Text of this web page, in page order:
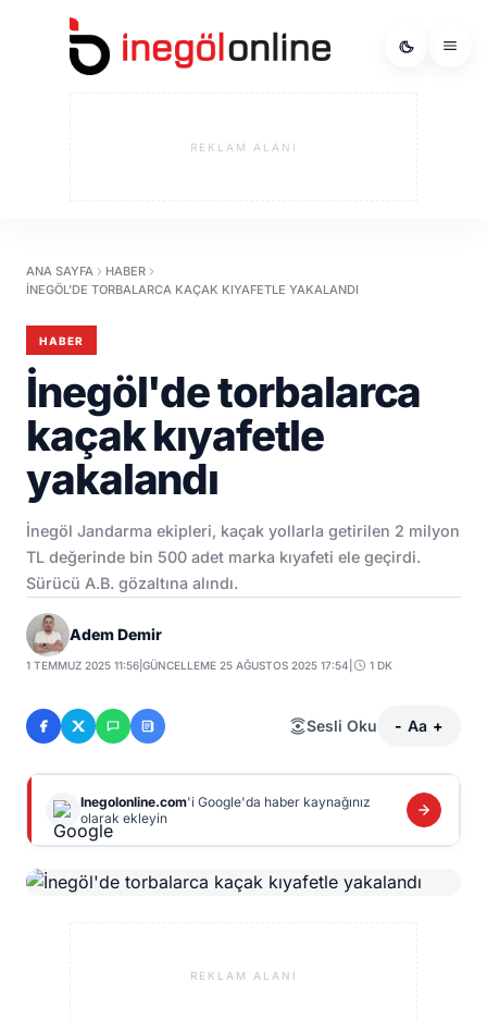
REKLAM ALANI
ANA SAYFA
HABER
İNEGÖL'DE TORBALARCA KAÇAK KIYAFETLE YAKALANDI
HABER
İnegöl'de torbalarca
kaçak kıyafetle
yakalandı
İnegöl Jandarma ekipleri, kaçak yollarla getirilen 2 milyon
TL değerinde bin 500 adet marka kıyafeti ele geçirdi.
Sürücü A.B. gözaltına alındı.
Adem Demir
1 TEMMUZ 2025 11:56 |GÜNCELLEME 25 AĞUSTOS 2025 17:54 1 DK
Sesli Oku - Aa +
Inegolonline.com'i Google'da haber kaynağınız
olarak ekleyin
REKLAM ALANI